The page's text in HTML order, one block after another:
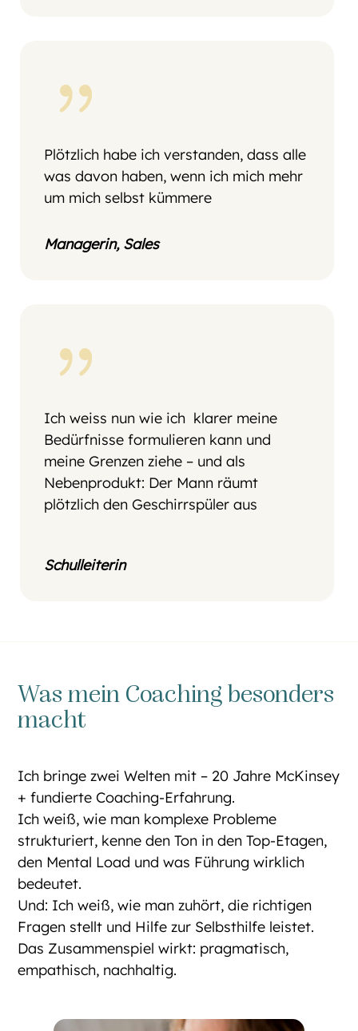
{
Plötzlich habe ich verstanden, dass alle
was davon haben, wenn ich mich mehr
um mich selbst kümmere
Managerin, Sales
{
Ich weiss nun wie ich klarer meine
Bedürfnisse formulieren kann und
meine Grenzen ziehe – und als
Nebenprodukt: Der Mann räumt
plötzlich den Geschirrspüler aus
Schulleiterin
Was mein Coaching besonders
macht
Ich bringe zwei Welten mit – 20 Jahre McKinsey
+ fundierte Coaching-Erfahrung.
Ich weiß, wie man komplexe Probleme
strukturiert, kenne den Ton in den Top-Etagen,
den Mental Load und was Führung wirklich
bedeutet.
Und: Ich weiß, wie man zuhört, die richtigen
Fragen stellt und Hilfe zur Selbsthilfe leistet.
Das Zusammenspiel wirkt: pragmatisch,
empathisch, nachhaltig.